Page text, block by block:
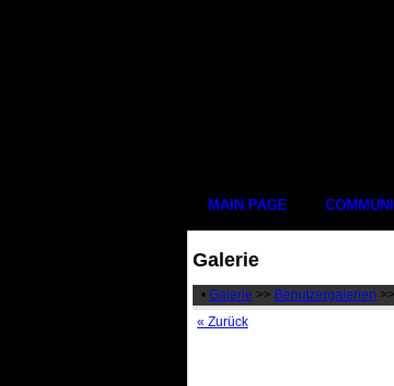
MAIN PAGE
Galerie
• Galerie >> Benutzergalerien >>
« Zurück